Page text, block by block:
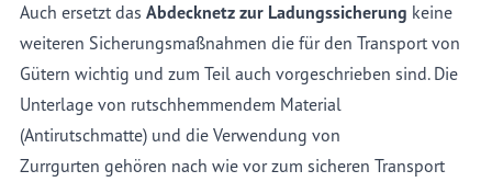
Auch ersetzt das Abdecknetz zur Ladungssicherung keine
weiteren Sicherungsmaßnahmen die für den Transport von
Gütern wichtig und zum Teil auch vorgeschrieben sind. Die
Unterlage von rutschhemmendem Material
(Antirutschmatte) und die Verwendung von
Zurrgurten gehören nach wie vor zum sicheren Transport